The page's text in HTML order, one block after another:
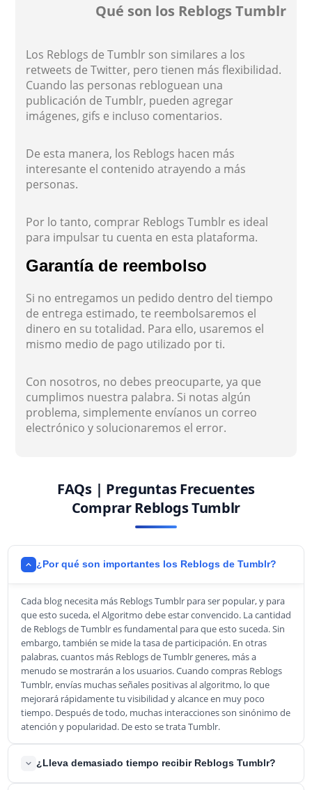
Qué son los Reblogs Tumblr
Los Reblogs de Tumblr son similares a los
retweets de Twitter, pero tienen más flexibilidad.
Cuando las personas rebloguean una
publicación de Tumblr, pueden agregar
imágenes, gifs e incluso comentarios.
De esta manera, los Reblogs hacen más
interesante el contenido atrayendo a más
personas.
Por lo tanto, comprar Reblogs Tumblr es ideal
para impulsar tu cuenta en esta plataforma.
Garantía de reembolso
Si no entregamos un pedido dentro del tiempo
de entrega estimado, te reembolsaremos el
dinero en su totalidad. Para ello, usaremos el
mismo medio de pago utilizado por ti.
Con nosotros, no debes preocuparte, ya que
cumplimos nuestra palabra. Si notas algún
problema, simplemente envíanos un correo
electrónico y solucionaremos el error.
FAQs | Preguntas Frecuentes
Comprar Reblogs Tumblr
¿Por qué son importantes los Reblogs de Tumblr?
Cada blog necesita más Reblogs Tumblr para ser popular, y para
que esto suceda, el Algoritmo debe estar convencido. La cantidad
de Reblogs de Tumblr es fundamental para que esto suceda. Sin
embargo, también se mide la tasa de participación. En otras
palabras, cuantos más Reblogs de Tumblr generes, más a
menudo se mostrarán a los usuarios. Cuando compras Reblogs
Tumblr, envías muchas señales positivas al algoritmo, lo que
mejorará rápidamente tu visibilidad y alcance en muy poco
tiempo. Después de todo, muchas interacciones son sinónimo de
atención y popularidad. De esto se trata Tumblr.
¿Lleva demasiado tiempo recibir Reblogs Tumblr?